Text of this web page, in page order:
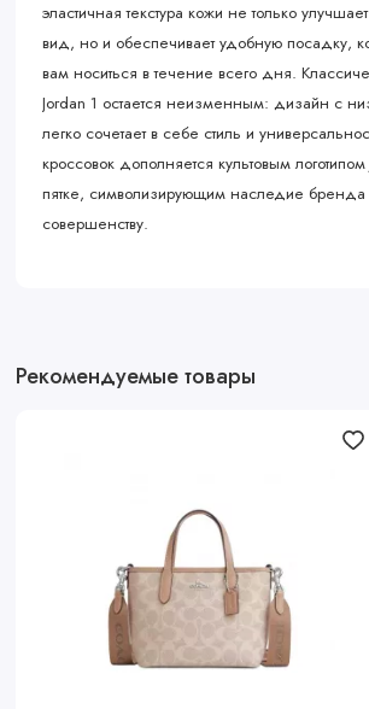
эластичная текстура кожи не только
вид, но и обеспечивает удобную посадку,
вам носиться в течение всего дня.
Jordan 1 остается неизменным: дизайн с
легко сочетает в себе стиль и
кроссовок дополняется культовым
пятке, символизирующим наследие бренда
совершенству.
Рекомендуемые товары